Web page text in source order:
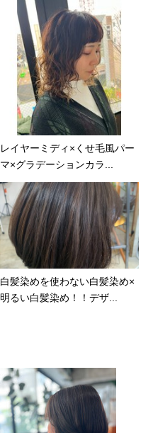
レイヤーミディ×くせ毛風パー
マ×グラデーションカラ...
白髪染めを使わない白髪染め×
明るい白髪染め！！デザ...